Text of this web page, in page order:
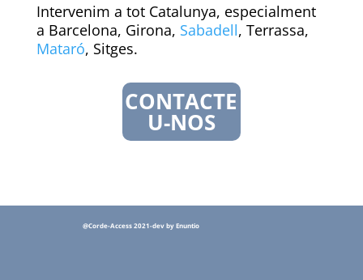
Intervenim a tot Catalunya, especialment
a Barcelona, Girona, Sabadell, Terrassa,
Mataró, Sitges.
CONTACTE
U-NOS
@Corde-Access 2021-dev by Enuntio